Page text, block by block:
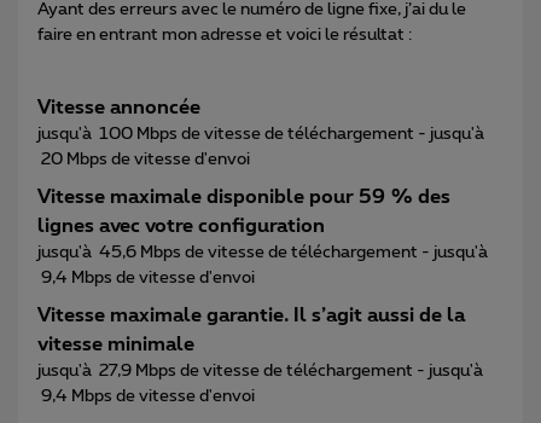
Ayant des erreurs avec le numéro de ligne fixe, j’ai du le
faire en entrant mon adresse et voici le résultat :
Vitesse annoncée
jusqu'à 100 Mbps de vitesse de téléchargement - jusqu'à
20 Mbps de vitesse d'envoi
Vitesse maximale disponible pour 59 % des
lignes avec votre configuration
jusqu'à 45,6 Mbps de vitesse de téléchargement - jusqu'à
9,4 Mbps de vitesse d'envoi
Vitesse maximale garantie. Il s’agit aussi de la
vitesse minimale
jusqu'à 27,9 Mbps de vitesse de téléchargement - jusqu'à
9,4 Mbps de vitesse d'envoi